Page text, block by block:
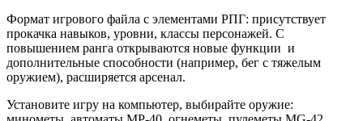
Формат игрового файла с элементами РПГ: присутствует
прокачка навыков, уровни, классы персонажей. С
повышением ранга открываются новые функции и
дополнительные способности (например, бег с тяжелым
оружием), расширяется арсенал.
Установите игру на компьютер, выбирайте оружие: